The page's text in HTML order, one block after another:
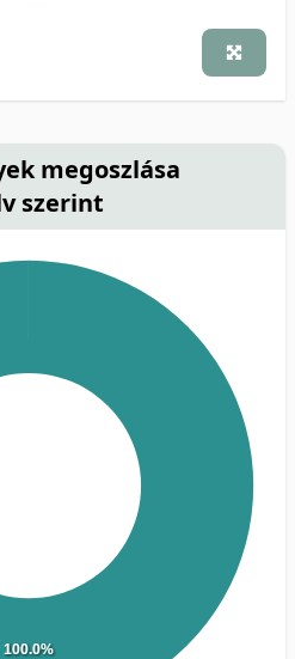
megoszlása
szerint
100.0%